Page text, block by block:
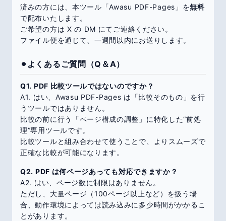
済みの方には、本ツール「Awasu PDF-Pages」を無料
で配布いたします。
ご希望の方は X の DM にてご連絡ください。
ファイル便を通じて、一週間以内にお送りします。
⚫︎よくあるご質問（Q＆A）
Q1. PDF 比較ツールではないのですか？
A1. はい、Awasu PDF-Pages は「比較そのもの」を行
うツールではありません。
比較の前に行う「ページ構成の調整」に特化した“前処
理”専用ツールです。
比較ツールと組み合わせて使うことで、よりスムーズで
正確な比較が可能になります。
Q2. PDF は何ページあっても対応できますか？
A2. はい、ページ数に制限はありません。
ただし、大量ページ（100ページ以上など）を扱う場
合、動作環境によっては読み込みに多少時間がかかるこ
とがあります。